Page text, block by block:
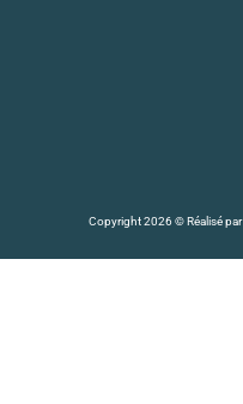
Copyright 2026 © Réalisé par